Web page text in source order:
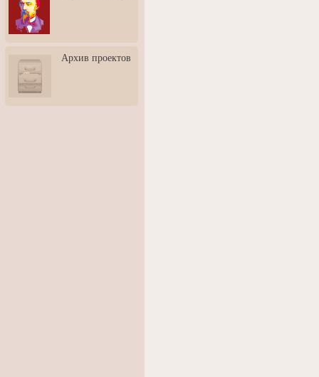
3: Обусловленности
человека и их влияние на
карьеру
скульптором Дмитрием
Тугариновым
АртБульвар в День города
Архив проектов